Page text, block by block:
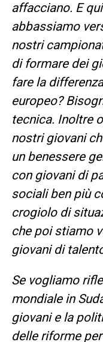
affacciano. E
abbassiamo
nostri
di formare dei
fare la
europeo?
tecnica. Inoltre
nostri giovani
un benessere
con giovani di
sociali ben più
crogiolo di
che poi stiamo
giovani di
Se vogliamo
mondiale in
giovani e la
delle riforme